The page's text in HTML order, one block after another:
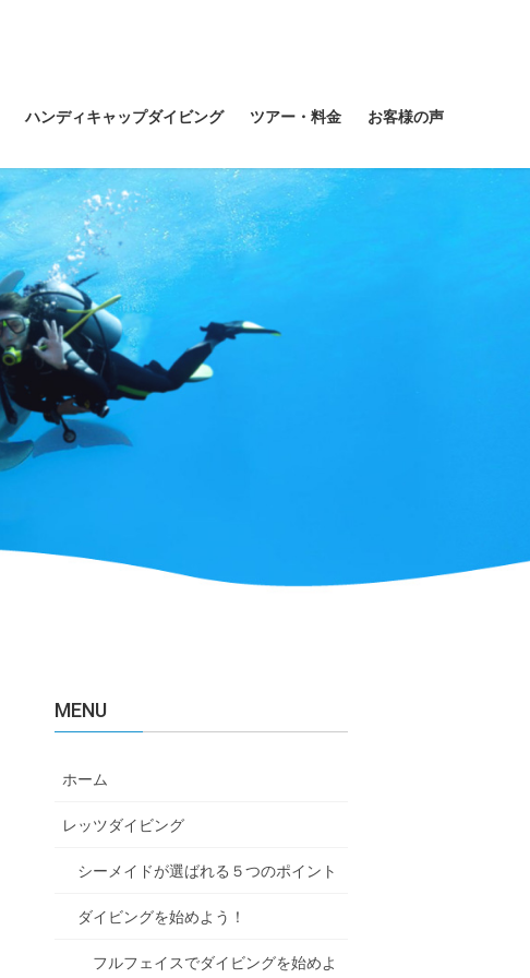
ハンディキャップダイビング ツアー・料金 お客様の声
MENU
ホーム
レッツダイビング
シーメイドが選ばれる５つのポイント
ダイビングを始めよう！
フルフェイスでダイビングを始めよ